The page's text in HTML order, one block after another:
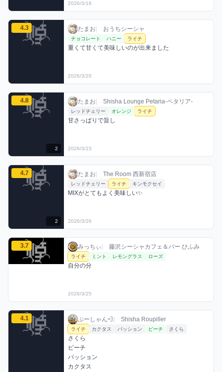
2026/3/16
たまおのライチミックスを見る
4.3 たまお / おうちシーシャ / 2026年3月20日
たまお おうちシーシャ
利用フレーバー
チョコレート ハニー ライチ
コメント
重くて甘くて美味しいのが出来ました
評価
2026/3/20
たまおのライチミックスを見る
4.8
2
たまお / お店シーシャ / 2026年3月23日
たまお Shisha Lounge Petaria-ペタリア-
利用フレーバー
レッドチェリー オレンジ ライチ
コメント
甘さっぱりで旨し
評価
2026/3/23
たまおのライチミックスを見る
4.7
2
たまお / お店シーシャ / 2026年3月26日
たまお The Room 西新宿店
利用フレーバー
レッドチェリー ライチ キンモクセイ
コメント
MIXがとてもよく美味しい✨
評価
2026/3/26
みっちぃのライチミックスを見る
3.7 みっちぃ / お店シーシャ / 2026年3月25日
みっちぃ 藤沢シーシャカフェ＆バー ひふみ
利用フレーバー
ライチ ミント レモングラス ローズ
コメント
自分の分
評価
2026/3/25
ぷーしゃん💨のライチミックスを見る
4.1 ぷーしゃん💨 / お店シーシャ / 2026年3月
ぷーしゃん💨 Shisha Roupiller
利用フレーバー
ライチ カクタス パッション ピーチ さくら
コメント
さくら
ピーチ
パッション
カクタス
評価